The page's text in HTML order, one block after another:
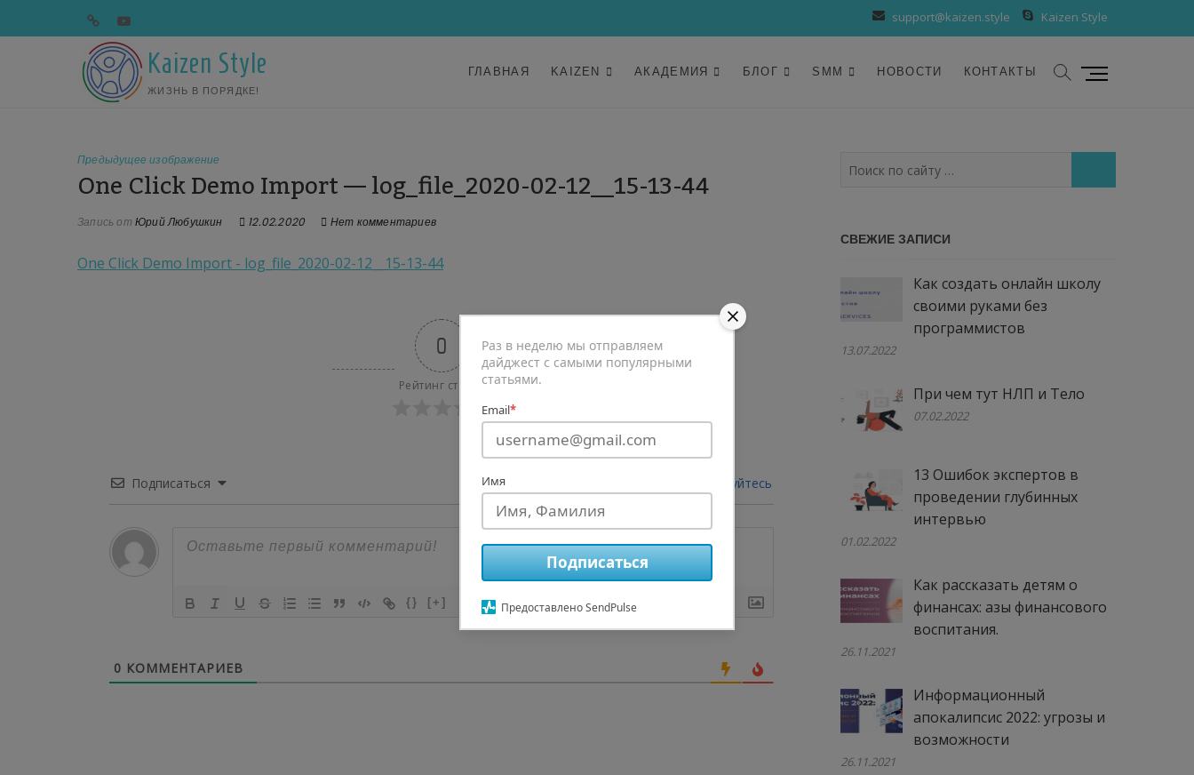
к
содержимому
support@kaizen.style Kaizen Style
telegramyoutube
Kaizen Style
ЖИЗНЬ В ПОРЯДКЕ!
ГЛАВНАЯ KAIZEN АКАДЕМИЯ БЛОГ SMM НОВОСТИ КОНТАКТЫ
К
Предыдущее изображение
One Click Demo Import — log_file_2020-02-12__15-13-44
Запись от Юрий Любушкин 12.02.2020 Нет комментариев
One Click Demo Import - log_file_2020-02-12__15-13-44
0
Рейтинг статьи
Подписаться Войти через авторизуйтесь
{} [+]
0 КОММЕНТАРИЕВ
по
СВЕЖИЕ ЗАПИСИ
Как создать онлайн школу
своими руками без
программистов
13.07.2022
При чем тут НЛП и Тело
07.02.2022
13 Ошибок экспертов в
проведении глубинных
интервью
01.02.2022
Как рассказать детям о
финансах: азы финансового
воспитания.
26.11.2021
Информационный
апокалипсис 2022: угрозы и
возможности
26.11.2021
Раз в неделю мы отправляем
дайджест с самыми популярными
статьями.
Email*
Имя
Подписаться
Предоставлено SendPulse